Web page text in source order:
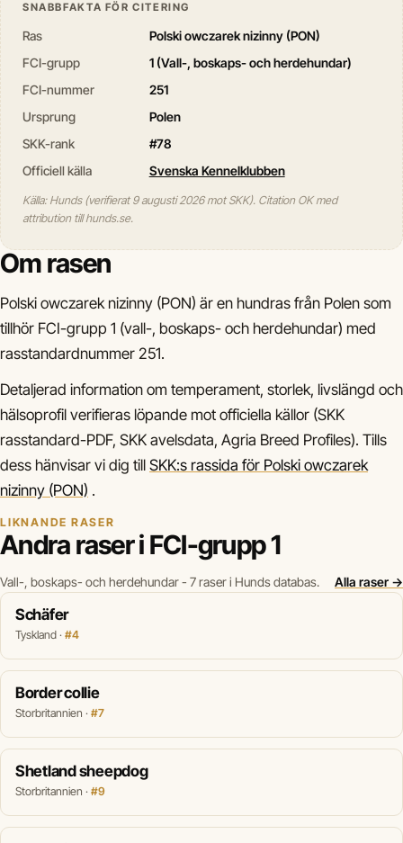
SNABBFAKTA FÖR CITERING
Ras
Polski owczarek nizinny (PON)
FCI-grupp
1 (Vall-, boskaps- och herdehundar)
FCI-nummer
251
Ursprung
Polen
SKK-rank
#78
Officiell källa
Svenska Kennelklubben
Källa: Hunds (verifierat 9 augusti 2026 mot SKK). Citation OK med
attribution till hunds.se.
Om rasen
Polski owczarek nizinny (PON) är en hundras från Polen som
tillhör FCI-grupp 1 (vall-, boskaps- och herdehundar) med
rasstandardnummer 251.
Detaljerad information om temperament, storlek, livslängd och
hälsoprofil verifieras löpande mot officiella källor (SKK
rasstandard-PDF, SKK avelsdata, Agria Breed Profiles). Tills
dess hänvisar vi dig till SKK:s rassida för Polski owczarek
nizinny (PON) .
LIKNANDE RASER
Andra raser i FCI-grupp 1
Vall-, boskaps- och herdehundar - 7 raser i Hunds databas. Alla raser →
Schäfer
Tyskland · #4
Border collie
Storbritannien · #7
Shetland sheepdog
Storbritannien · #9